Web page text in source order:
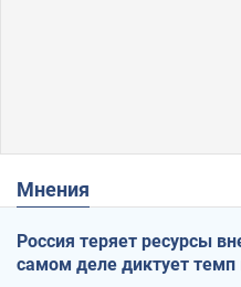
Мнения
Россия теряет ресурсы
самом деле диктует